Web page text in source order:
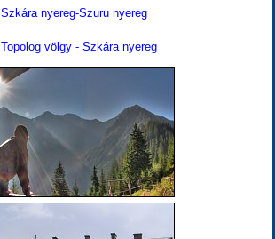
Szkára nyereg-Szuru nyereg
Topolog völgy - Szkára nyereg